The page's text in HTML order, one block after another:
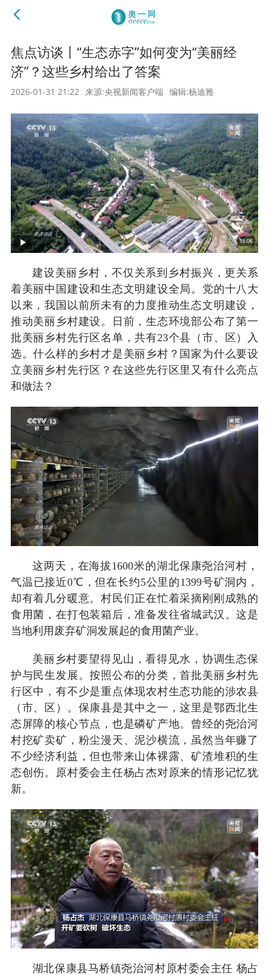
焦点访谈丨“生态赤字”如何变为“美丽经
济”？这些乡村给出了答案
2026-01-31 21:22 来源:央视新闻客户端 编辑:杨迪雅
建设美丽乡村，不仅关系到乡村振兴，更关系
着美丽中国建设和生态文明建设全局。党的十八大
以来，我国以前所未有的力度推动生态文明建设，
推动美丽乡村建设。日前，生态环境部公布了第一
批美丽乡村先行区名单，共有23个县（市、区）入
选。什么样的乡村才是美丽乡村？国家为什么要设
立美丽乡村先行区？在这些先行区里又有什么亮点
和做法？
这两天，在海拔1600米的湖北保康尧治河村，
气温已接近0℃，但在长约5公里的1399号矿洞内，
却有着几分暖意。村民们正在忙着采摘刚刚成熟的
食用菌，在打包装箱后，准备发往省城武汉。这是
当地利用废弃矿洞发展起的食用菌产业。
美丽乡村要望得见山，看得见水，协调生态保
护与民生发展。按照公布的分类，首批美丽乡村先
行区中，有不少是重点体现农村生态功能的涉农县
（市、区）。保康县是其中之一，这里是鄂西北生
态屏障的核心节点，也是磷矿产地。曾经的尧治河
村挖矿卖矿，粉尘漫天、泥沙横流，虽然当年赚了
不少经济利益，但也带来山体裸露、矿渣堆积的生
态创伤。原村委会主任杨占杰对原来的情形记忆犹
新。
湖北保康县马桥镇尧治河村原村委会主任 杨占